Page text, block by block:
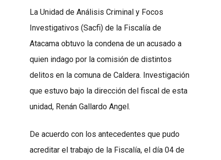
La Unidad de Análisis Criminal y Focos
Investigativos (Sacfi) de la Fiscalía de
Atacama obtuvo la condena de un acusado a
quien indago por la comisión de distintos
delitos en la comuna de Caldera. Investigación
que estuvo bajo la dirección del fiscal de esta
unidad, Renán Gallardo Angel.
De acuerdo con los antecedentes que pudo
acreditar el trabajo de la Fiscalía, el día 04 de